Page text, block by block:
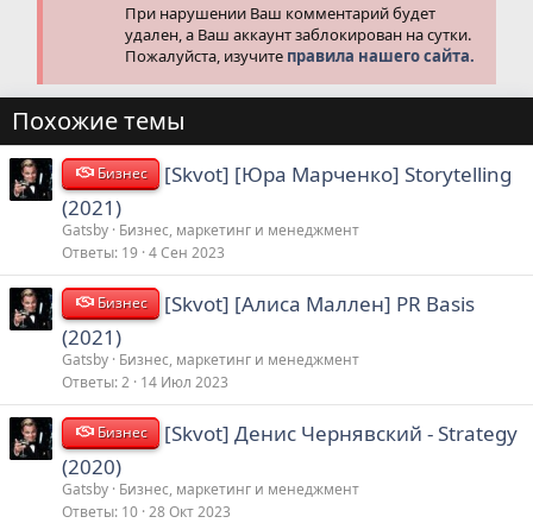
При нарушении Ваш комментарий будет
удален, а Ваш аккаунт заблокирован на сутки.
Пожалуйста, изучите правила нашего сайта.
Похожие темы
Бизнес
[Skvot] [Юра Марченко] Storytelling
(2021)
Gatsby Бизнес, маркетинг и менеджмент
Ответы 19 4 Сен 2023
Бизнес
[Skvot] [Алиса Маллен] PR Basis
(2021)
Gatsby Бизнес, маркетинг и менеджмент
Ответы 2 14 Июл 2023
Бизнес
[Skvot] Денис Чернявский - Strategy
(2020)
Gatsby Бизнес, маркетинг и менеджмент
Ответы 10 28 Окт 2023